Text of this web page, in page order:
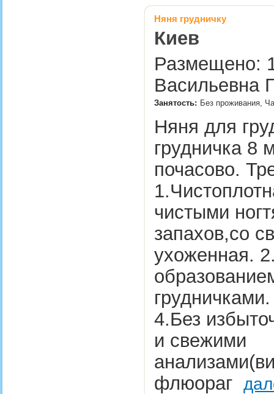
Няня грудничку
Киев
Размещено:
Васильевна
Занятость: Без проживания,
Няня для
грудничка 8
почасово.
чистыми
запахов,со
ухоженная.
4.Без
и свежими
флюораг